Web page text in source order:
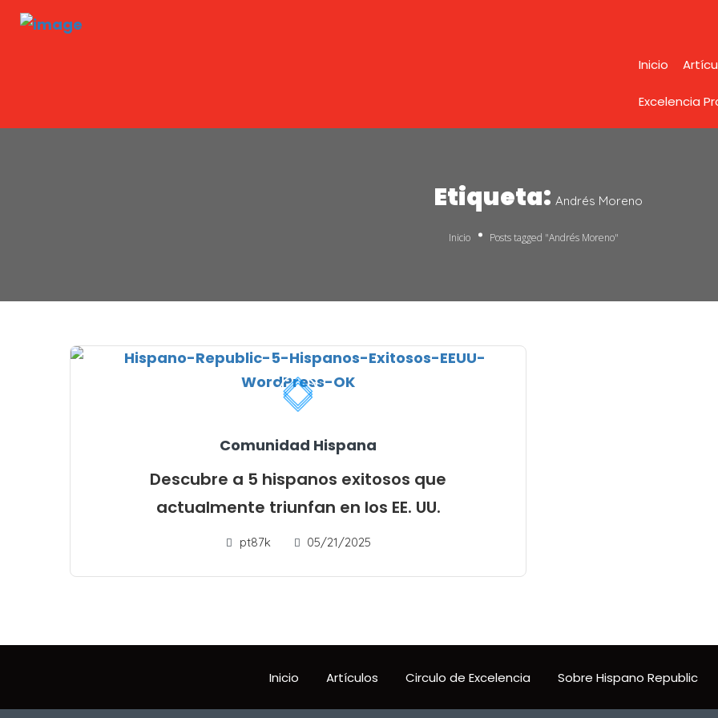
Inicio
Excelencia
Etiqueta: Andrés Moreno
Inicio Posts tagged "Andrés Moreno"
Comunidad Hispana
Descubre a 5 hispanos exitosos que
actualmente triunfan en los EE. UU.
pt87k 05/21/2025
Inicio Artículos Circulo de Excelencia Sobre Hispano Republic